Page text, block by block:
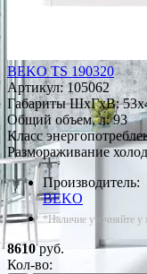
BEKO TS 190320
Артикул:105062
Габариты ШxГxВ:
Общий объем, л: 93
Класс
Размораживание
Производитель:
BEKO
*Наличие уточняйте у
8610руб.
Кол-во: